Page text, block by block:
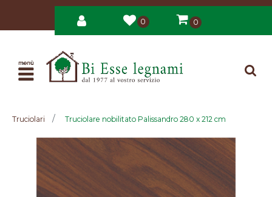
0 0
Open
Truciolari Truciolare nobilitato Palissandro 280 x 212 cm